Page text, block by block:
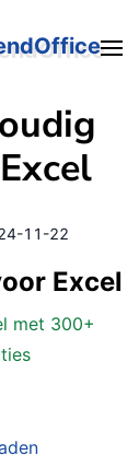
11-22
Excel
met 300+